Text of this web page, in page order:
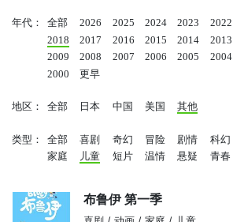
年代： 全部 2026 2025 2024 2023 2022
2018
2017 2016 2015 2014 2013
2009
2008 2007 2006 2005 2004
2000
更早
地区： 全部 日本 中国 美国 其他
类型： 全部 喜剧 奇幻 冒险 剧情 科幻
家庭
儿童 短片 温情 悬疑 青春
布鲁伊 第一季